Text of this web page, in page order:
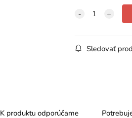
Sledovať
K produktu odporúčame